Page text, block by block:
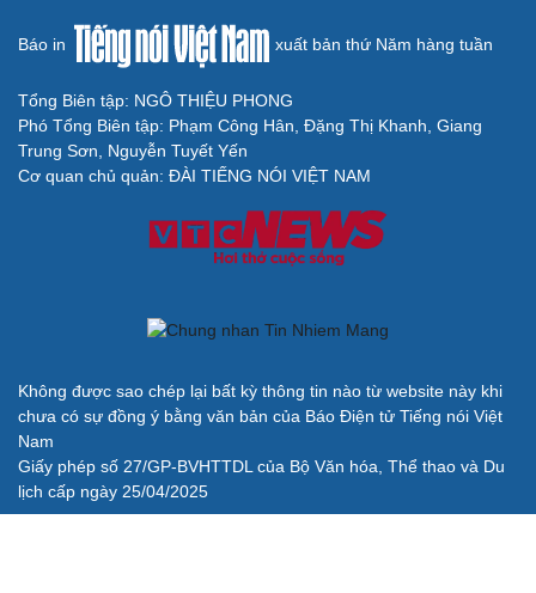
Tư vấn
Săn Tour
Đọc truyện đêm khuya
Hạt giống tâm hồn
Báo in xuất bản thứ Năm hàng tuần
Tổng Biên tập: NGÔ THIỆU PHONG
Phó Tổng Biên tập: Phạm Công Hân, Đặng Thị Khanh, Giang
Trung Sơn, Nguyễn Tuyết Yến
Cơ quan chủ quản: ĐÀI TIẾNG NÓI VIỆT NAM
Không được sao chép lại bất kỳ thông tin nào từ website này khi
chưa có sự đồng ý bằng văn bản của Báo Điện tử Tiếng nói Việt
Nam
Giấy phép số 27/GP-BVHTTDL của Bộ Văn hóa, Thể thao và Du
lịch cấp ngày 25/04/2025